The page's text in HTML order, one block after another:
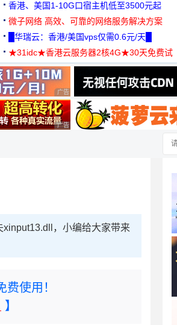
99元/月起
香港、美国1-10G口宿主机低至3500元起
微子网络 高效、可靠的网络服务解决方案
█华瑞云：香港/美国vps仅需0.6元/天█
★31idc★香港云服务器2核4G★30天免费试
用◆
广告 商业广告，理性选择
广告 商业广告，理性选择
，小编给大家带来
使用！
】